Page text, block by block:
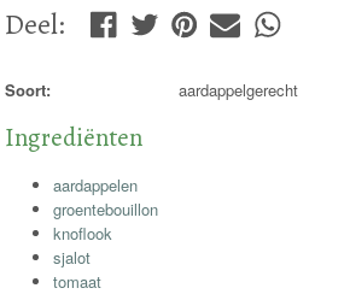
Deel:
Soort: aardappelgerecht
Ingrediënten
aardappelen
groentebouillon
knoflook
sjalot
tomaat